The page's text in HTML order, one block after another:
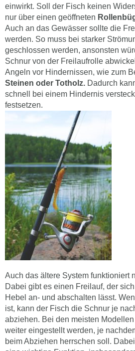
einwirkt. Soll der Fisch keinen
nur über einen geöffneten
Auch an das Gewässer sollte die
werden. So muss bei starker
geschlossen werden, ansonsten
Schnur von der Freilaufrolle
Angeln vor Hindernissen, wie zum
Steinen oder Totholz. Dadurch
schnell bei einem Hindernis
festsetzen.
Auch das ältere System funktioniert
Dabei gibt es einen Freilauf, der
Hebel an- und abschalten lässt.
ist, kann der Fisch die Schnur je
abziehen. Bei den meisten
weiter eingestellt werden, je
beim Abziehen herrschen soll.